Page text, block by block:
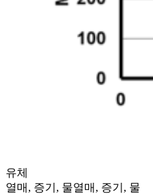
유체
열매, 증기, 물열매, 증기, 물